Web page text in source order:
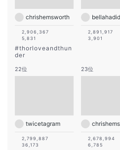
chrishemsworth
2,906,367
5,831
#thorloveandthun
der
bellahadid
2,891,917
3,901
22位
twicetagram
2,799,887
36,173
23位
2,678,994
6,785